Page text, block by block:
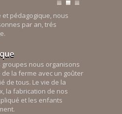
et pédagogique, nous
par an, trés
groupes nous organisons
de la ferme avec un goûter
de tous. Le vie de la
la fabrication de nos
et les enfants